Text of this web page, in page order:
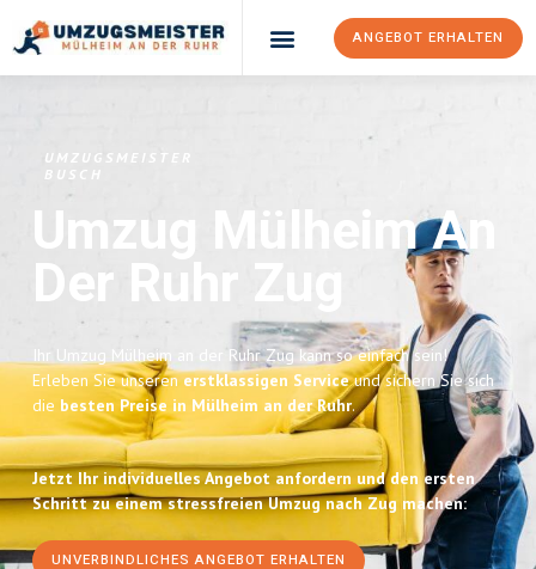
ANGEBOT ERHALTEN
UMZUGSMEISTER
BUSCH
Umzug Mülheim An
Der Ruhr Zug
Ihr Umzug Mülheim an der Ruhr Zug kann so einfach sein!
Erleben Sie unserenerstklassigen Serviceund sichern Sie sich
die besten Preise in Mülheim an der Ruhr.
Jetzt Ihr individuelles Angebot anfordern und den ersten
Schritt zu einem stressfreien Umzug nach Zug machen:
UNVERBINDLICHES ANGEBOT ERHALTEN